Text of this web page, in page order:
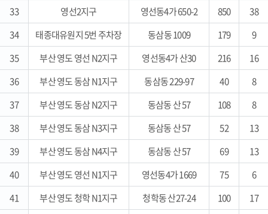
33
영선2지구 영선동4가 650-2 850
38
34
태종대유원지 5번 주차장 동삼동 1009 179
9
35
부산 영도 영선 N2지구 영선동4가 산30 216
16
36
부산 영도 동삼 N1지구 동삼동 229-97 40
8
37
부산 영도 동삼 N2지구 동삼동 산 57 108
8
38
부산 영도 동삼 N3지구 동삼동 산 57 52
13
39
부산 영도 동삼 N4지구 동삼동 산 57 69
13
40
부산 영도 영선 N1지구 영선동4가 1669 75
6
41
부산 영도 청학 N1지구 청학동 산27-24 100
17